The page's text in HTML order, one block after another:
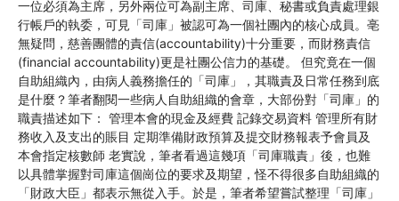
一位必須為主席，另外兩位可為副主席、司庫、秘書或負責處理銀
行帳戶的執委，可見「司庫」被認可為一個社團內的核心成員。亳
無疑問，慈善團體的責信(accountability)十分重要，而財務責信
(financial accountability)更是社團公信力的基礎。 但究竟在一個
自助組織內，由病人義務擔任的「司庫」，其職責及日常任務到底
是什麼？筆者翻閱一些病人自助組織的會章，大部份對「司庫」的
職責描述如下： 管理本會的現金及經費 記錄交易資料 管理所有財
務收入及支出的賬目 定期準備財政預算及提交財務報表予會員及
本會指定核數師 老實說，筆者看過這幾項「司庫職責」後，也難
以具體掌握對司庫這個崗位的要求及期望，怪不得很多自助組織的
「財政大臣」都表示無從入手。於是，筆者希望嘗試整理「司庫」